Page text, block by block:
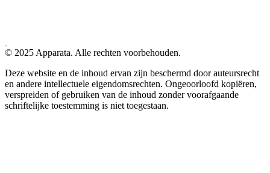
© 2025 Apparata. Alle rechten voorbehouden.
Deze website en de inhoud ervan zijn beschermd door auteursrecht
en andere intellectuele eigendomsrechten. Ongeoorloofd kopiëren,
verspreiden of gebruiken van de inhoud zonder voorafgaande
schriftelijke toestemming is niet toegestaan.